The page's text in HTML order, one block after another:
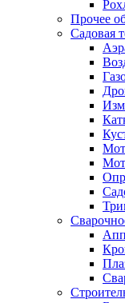
Прочее
Садовая